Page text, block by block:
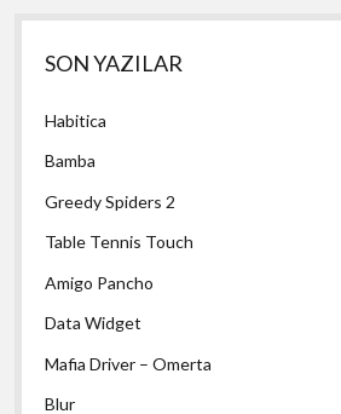
Yan
Menü
SON YAZILAR
Habitica
Bamba
Greedy Spiders 2
Table Tennis Touch
Amigo Pancho
Data Widget
Mafia Driver – Omerta
Blur